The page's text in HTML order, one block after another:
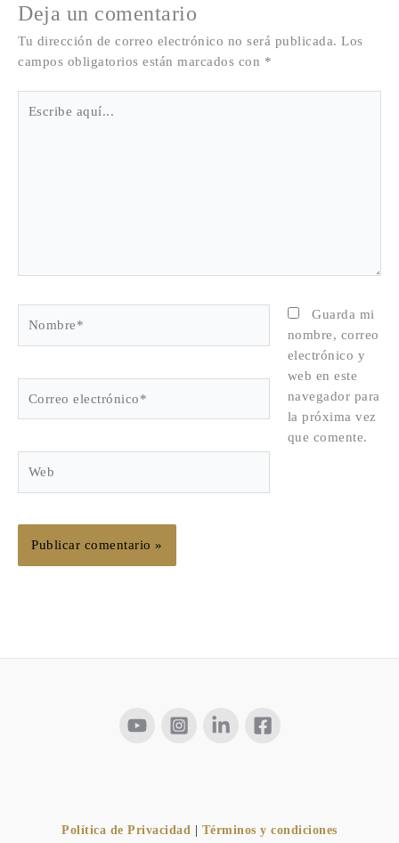
Deja un comentario
Tu dirección de correo electrónico no será publicada. Los
campos obligatorios están marcados con *
aquí...
electrónico*
Guarda mi
nombre, correo
electrónico y
web en este
navegador para
la próxima vez
que comente.
Política de Privacidad | Términos y condiciones